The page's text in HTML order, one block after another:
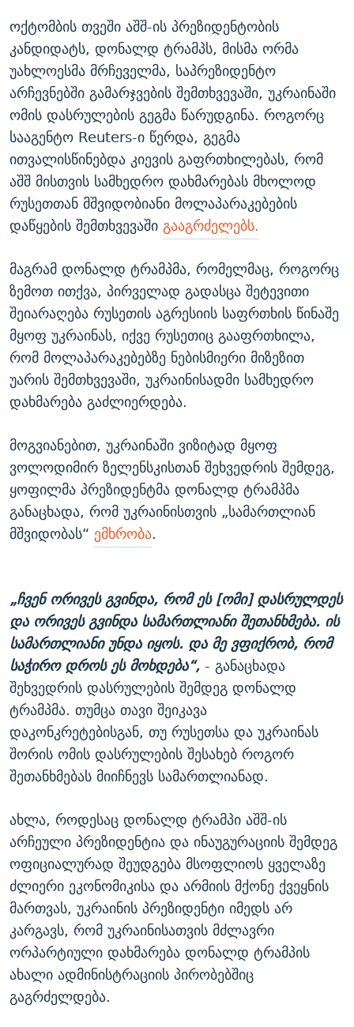
ოქტომბის თვეში აშშ-ის პრეზიდენტობის
კანდიდატს, დონალდ ტრამპს, მისმა ორმა
უახლოესმა მრჩეველმა, საპრეზიდენტო
არჩევნებში გამარჯვების შემთხვევაში, უკრაინაში
ომის დასრულების გეგმა წარუდგინა. როგორც
სააგენტო Reuters-ი წერდა, გეგმა
ითვალისწინებდა კიევის გაფრთხილებას, რომ
აშშ მისთვის სამხედრო დახმარებას მხოლოდ
რუსეთთან მშვიდობიანი მოლაპარაკებების
დაწყების შემთხვევაშიგააგრძელებს.
მაგრამ დონალდ ტრამპმა, რომელმაც, როგორც
ზემოთ ითქვა, პირველად გადასცა შეტევითი
შეიარაღება რუსეთის აგრესიის საფრთხის წინაშე
მყოფ უკრაინას, იქვე რუსეთიც გააფრთხილა,
რომ მოლაპარაკებებზე ნებისმიერი მიზეზით
უარის შემთხვევაში, უკრაინისადმი სამხედრო
დახმარება გაძლიერდება.
მოგვიანებით, უკრაინაში ვიზიტად მყოფ
ვოლოდიმირ ზელენსკისთან შეხვედრის შემდეგ,
ყოფილმა პრეზიდენტმა დონალდ ტრამპმა
განაცხადა, რომ უკრაინისთვის „სამართლიან
მშვიდობას“ ემხრობა.
„ჩვენ ორივეს გვინდა, რომ ეს [ომი] დასრულდეს
და ორივეს გვინდა სამართლიანი შეთანხმება. ის
სამართლიანი უნდა იყოს. და მე ვფიქრობ, რომ
საჭირო დროს ეს მოხდება“,- განაცხადა
შეხვედრის დასრულების შემდეგ დონალდ
ტრამპმა. თუმცა თავი შეიკავა
დაკონკრეტებისგან, თუ რუსეთსა და უკრაინას
შორის ომის დასრულების შესახებ როგორ
შეთანხმებას მიიჩნევს სამართლიანად.
ახლა, როდესაც დონალდ ტრამპი აშშ-ის
არჩეული პრეზიდენტია და ინაუგურაციის შემდეგ
ოფიციალურად შეუდგება მსოფლიოს ყველაზე
ძლიერი ეკონომიკისა და არმიის მქონე ქვეყნის
მართვას, უკრაინის პრეზიდენტი იმედს არ
კარგავს, რომ უკრაინისათვის მძლავრი
ორპარტიული დახმარება დონალდ ტრამპის
ახალი ადმინისტრაციის პირობებშიც
გაგრძელდება.